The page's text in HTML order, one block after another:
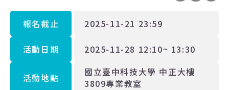
報名截止 2025-11-21 23:59
活動日期 2025-11-28 12:10~ 13:30
活動地點
國立臺中科技大學 中正大樓
3809專業教室